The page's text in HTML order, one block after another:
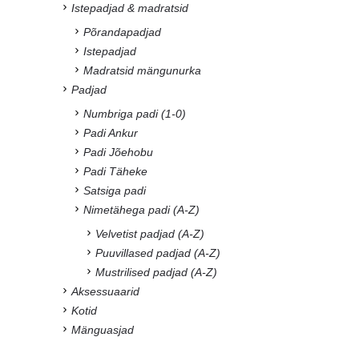
Istepadjad & madratsid
Põrandapadjad
Istepadjad
Madratsid mängunurka
Padjad
Numbriga padi (1-0)
Padi Ankur
Padi Jõehobu
Padi Täheke
Satsiga padi
Nimetähega padi (A-Z)
Velvetist padjad (A-Z)
Puuvillased padjad (A-Z)
Mustrilised padjad (A-Z)
Aksessuaarid
Kotid
Mänguasjad